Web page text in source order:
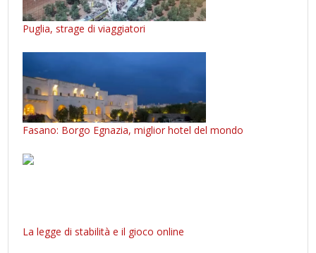
Puglia, strage di viaggiatori
Fasano: Borgo Egnazia, miglior hotel del mondo
La legge di stabilità e il gioco online